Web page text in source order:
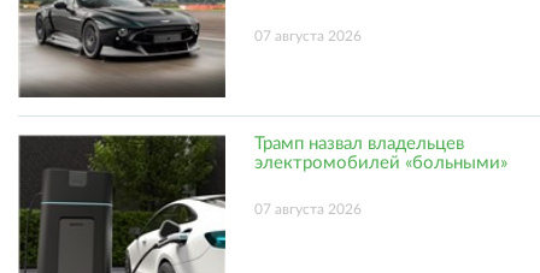
07 августа 2026
Трамп назвал владельцев
электромобилей «больными»
07 августа 2026